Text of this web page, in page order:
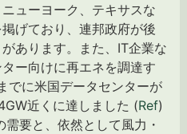
ューヨーク、テキサスな
げており、連邦政府が後
あります。また、IT企業な
ー向けに再エネを調達す
でに米国データセンターが
近くに達しました (Ref)
要と、依然として風力・